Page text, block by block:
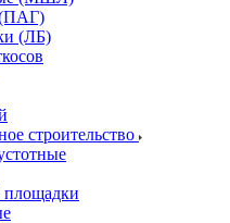
(ПАГ)
(ЛБ)
строительство